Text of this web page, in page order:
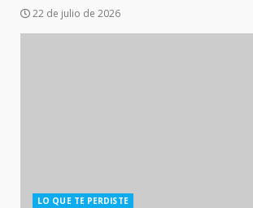
22 de julio de 2026
LO QUE TE PERDISTE